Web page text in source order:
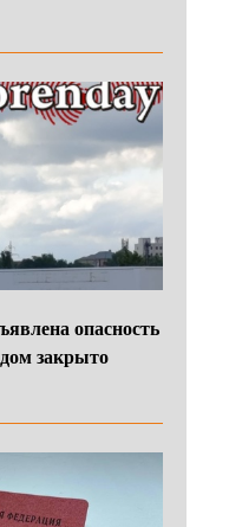
опасность
закрыто